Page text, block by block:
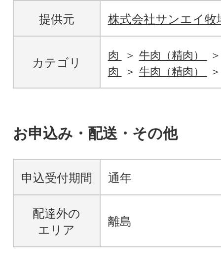
提供元 株式会社サンエイ牧
カテゴリ
肉
牛肉（精肉）
肉
牛肉（精肉）
お申込み・配送・その他
申込受付期間 通年
配達外の
エリア
離島